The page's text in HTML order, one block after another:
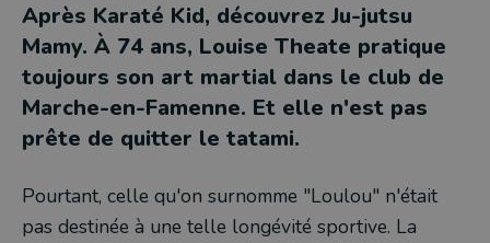
Après Karaté Kid, découvrez Ju-jutsu
Mamy. À 74 ans, Louise Theate pratique
toujours son art martial dans le club de
Marche-en-Famenne. Et elle n'est pas
prête de quitter le tatami.
Pourtant, celle qu'on surnomme "Loulou" n'était
pas destinée à une telle longévité sportive. La